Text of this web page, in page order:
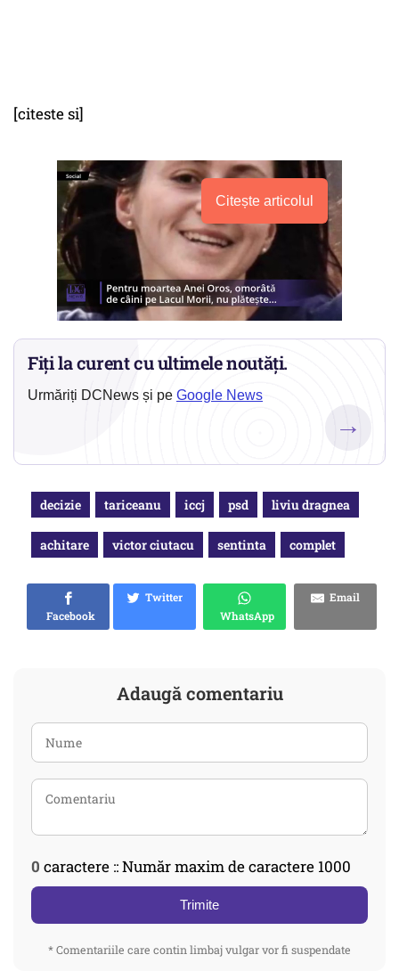
[citeste si]
Citește articolul
Fiți la curent cu ultimele noutăți.
Urmăriți DCNews și pe Google News
→
decizie tariceanu iccj psd liviu dragnea
achitare victor ciutacu sentinta complet
Facebook
Twitter
WhatsApp
Email
Adaugă comentariu
0 caractere :: Număr maxim de caractere 1000
Trimite
* Comentariile care contin limbaj vulgar vor fi suspendate